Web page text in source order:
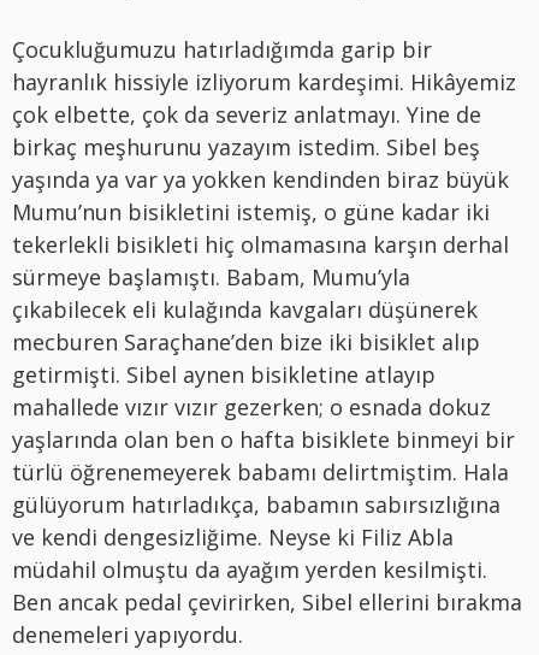
Çocukluğumuzu hatırladığımda garip bir
hayranlık hissiyle izliyorum kardeşimi. Hikâyemiz
çok elbette, çok da severiz anlatmayı. Yine de
birkaç meşhurunu yazayım istedim. Sibel beş
yaşında ya var ya yokken kendinden biraz büyük
Mumu’nun bisikletini istemiş, o güne kadar iki
tekerlekli bisikleti hiç olmamasına karşın derhal
sürmeye başlamıştı. Babam, Mumu’yla
çıkabilecek eli kulağında kavgaları düşünerek
mecburen Saraçhane’den bize iki bisiklet alıp
getirmişti. Sibel aynen bisikletine atlayıp
mahallede vızır vızır gezerken; o esnada dokuz
yaşlarında olan ben o hafta bisiklete binmeyi bir
türlü öğrenemeyerek babamı delirtmiştim. Hala
gülüyorum hatırladıkça, babamın sabırsızlığına
ve kendi dengesizliğime. Neyse ki Filiz Abla
müdahil olmuştu da ayağım yerden kesilmişti.
Ben ancak pedal çevirirken, Sibel ellerini bırakma
denemeleri yapıyordu.